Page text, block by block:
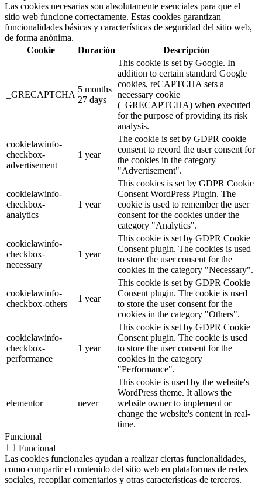
Las cookies necesarias son absolutamente esenciales para que el
sitio web funcione correctamente. Estas cookies garantizan
funcionalidades básicas y características de seguridad del sitio web,
de forma anónima.
Cookie
Duración Descripción
_GRECAPTCHA
5 months
27 days
This cookie is set by Google. In
addition to certain standard Google
cookies, reCAPTCHA sets a
necessary cookie
(_GRECAPTCHA) when executed
for the purpose of providing its risk
analysis.
cookielawinfo-
checkbox-
advertisement
1 year
The cookie is set by GDPR cookie
consent to record the user consent for
the cookies in the category
"Advertisement".
cookielawinfo-
checkbox-
analytics
1 year
This cookies is set by GDPR Cookie
Consent WordPress Plugin. The
cookie is used to remember the user
consent for the cookies under the
category "Analytics".
cookielawinfo-
checkbox-
necessary
1 year
This cookie is set by GDPR Cookie
Consent plugin. The cookies is used
to store the user consent for the
cookies in the category "Necessary".
cookielawinfo-
checkbox-others
1 year
This cookie is set by GDPR Cookie
Consent plugin. The cookie is used
to store the user consent for the
cookies in the category "Others".
cookielawinfo-
checkbox-
performance
1 year
This cookie is set by GDPR Cookie
Consent plugin. The cookie is used
to store the user consent for the
cookies in the category
"Performance".
elementor never
This cookie is used by the website's
WordPress theme. It allows the
website owner to implement or
change the website's content in real-
time.
Funcional
Funcional
Las cookies funcionales ayudan a realizar ciertas funcionalidades,
como compartir el contenido del sitio web en plataformas de redes
sociales, recopilar comentarios y otras características de terceros.